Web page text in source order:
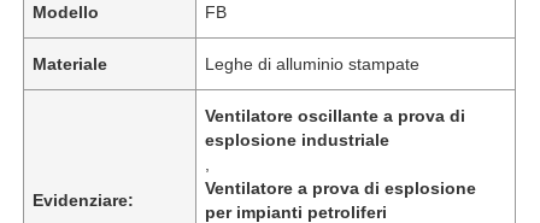
Modello FB
Materiale Leghe di alluminio stampate
Evidenziare:
Ventilatore oscillante a prova di
esplosione industriale
Ventilatore a prova di esplosione
per impianti petroliferi